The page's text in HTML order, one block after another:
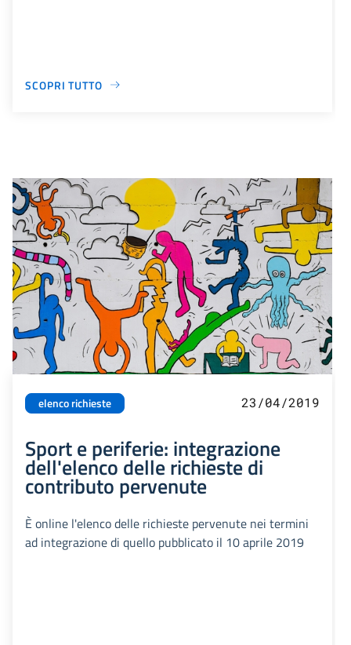
SCOPRI TUTTO
elenco richieste 23/04/2019
Sport e periferie: integrazione
dell'elenco delle richieste di
contributo pervenute
È online l'elenco delle richieste pervenute nei termini
ad integrazione di quello pubblicato il 10 aprile 2019